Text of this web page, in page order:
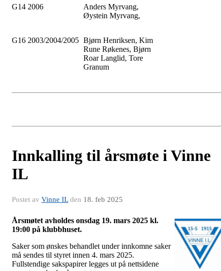
G14 2006
Anders Myrvang,
Øystein Myrvang,
G16 2003/2004/2005 Bjørn Henriksen, Kim
Rune Røkenes, Bjørn
Roar Langlid, Tore
Granum
Innkalling til årsmøte i Vinne
IL
Postet av Vinne ILden 18. feb 2025
Årsmøtet avholdes onsdag 19. mars 2025 kl.
19:00 på klubbhuset.
Saker som ønskes behandlet under innkomne saker
må sendes til styret innen 4. mars 2025.
Fullstendige sakspapirer legges ut på nettsidene